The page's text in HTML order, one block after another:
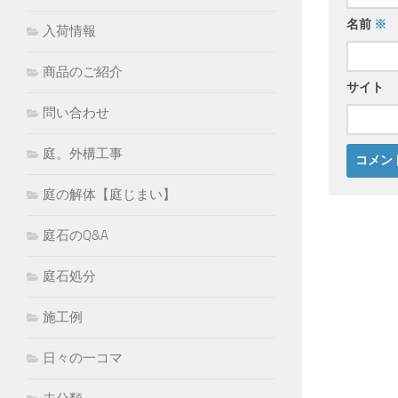
名前 ※
サイト
入荷情報
商品のご紹介
問い合わせ
庭。外構工事
庭の解体【庭じまい】
庭石のQ&A
庭石処分
施工例
日々の一コマ